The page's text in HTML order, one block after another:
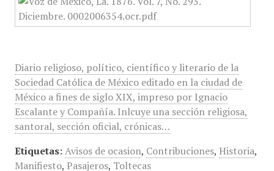
Diario religioso, político, científico y literario de la
Sociedad Católica de México editado en la ciudad de
México a fines de siglo XIX, impreso por Ignacio
Escalante y Compañía. Inlcuye una sección religiosa,
santoral, sección oficial, crónicas…
Etiquetas: Avisos de ocasion, Contribuciones, Historia,
Manifiesto, Pasajeros, Toltecas